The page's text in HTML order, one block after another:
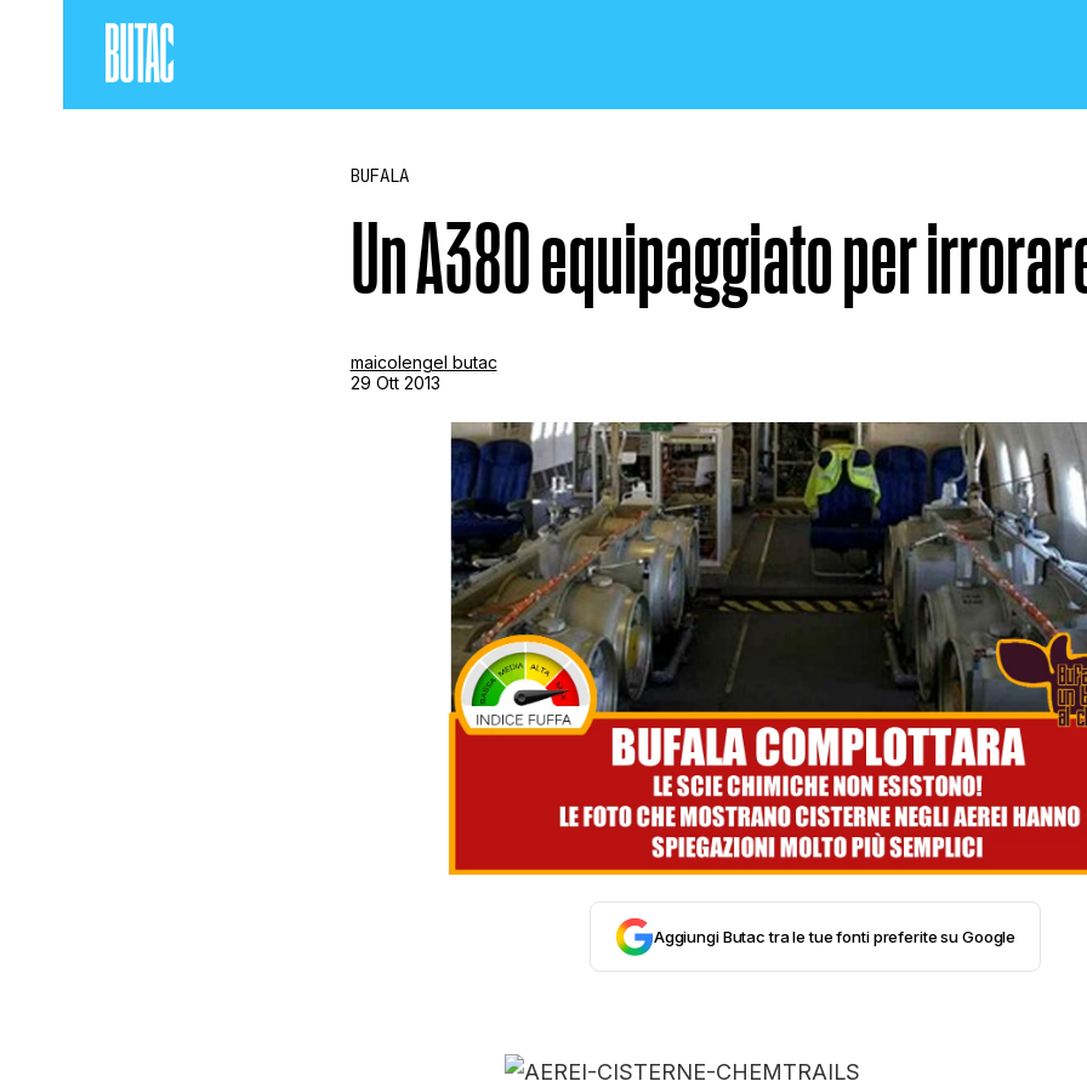
CRONACA E POLITICA
SALUTE E MEDICINA
STORIA E CITAZIONI
INTRATTENIMENTO
COMPLOTTI, LEGGENDE URBANE ED
EDITORIALI
TRUFFE E SOCIAL NETWORK
BUFALA
Un A380 equipaggiato per
maicolengel butac
29 Ott 2013
Aggiungi Butac tra le tue fonti preferite su Google